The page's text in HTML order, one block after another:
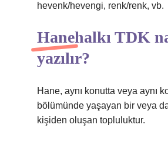
hevenk/hevengi, renk/renk, vb.
Hanehalkı TDK
yazılır?
Hane, aynı konutta veya aynı
bölümünde yaşayan bir veya
kişiden oluşan topluluktur.